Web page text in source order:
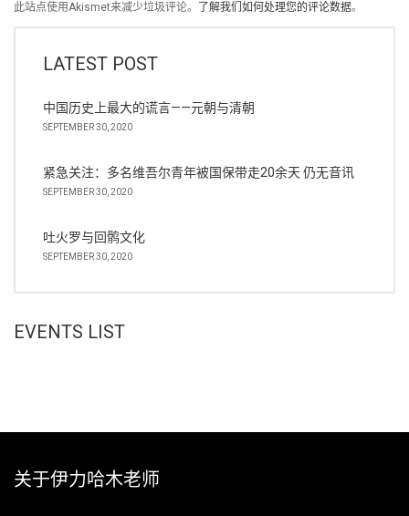
此站点使用Akismet来减少垃圾评论。 了解我们如何处理您的评论数据。
LATEST POST
中国历史上最大的谎言——元朝与清朝
SEPTEMBER 30, 2020
紧急关注：多名维吾尔青年被国保带走20余天 仍无音讯
SEPTEMBER 30, 2020
吐火罗与回鹘文化
SEPTEMBER 30, 2020
EVENTS LIST
关于伊力哈木老师